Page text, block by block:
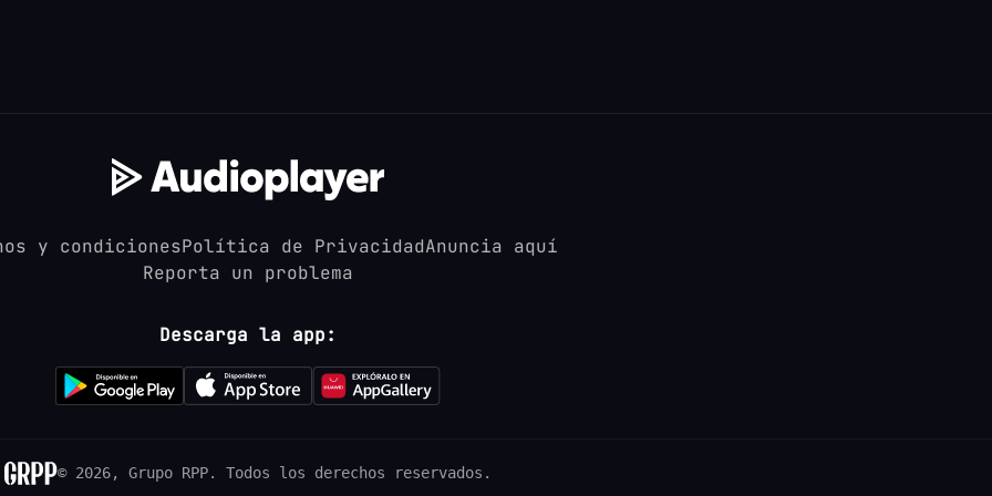
y condicionesPolítica de PrivacidadAnuncia aquí
Reporta un problema
Descarga la app:
© 2026, Grupo RPP. Todos los derechos reservados.